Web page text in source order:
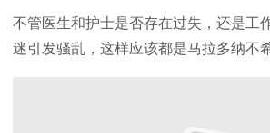
不管医生和护士是否存在过失，还是工
迷引发骚乱，这样应该都是马拉多纳不